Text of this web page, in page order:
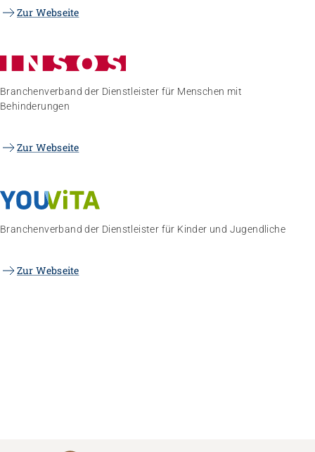
Zur Webseite
Branchenverband der Dienstleister für Menschen mit
Behinderungen
Zur Webseite
Branchenverband der Dienstleister für Kinder und Jugendliche
Zur Webseite